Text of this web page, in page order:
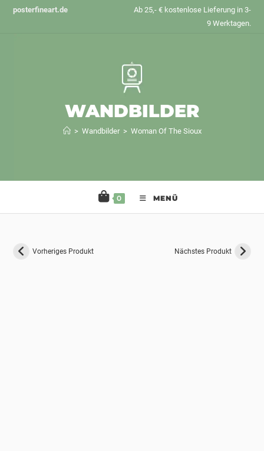
Zumposterfineart.de
Ab 25,- € kostenlose Lieferung in 3-
9 Werktagen.
WANDBILDER
> Wandbilder > Woman Of The Sioux
0 MENÜ
Vorheriges Produkt Nächstes Produkt